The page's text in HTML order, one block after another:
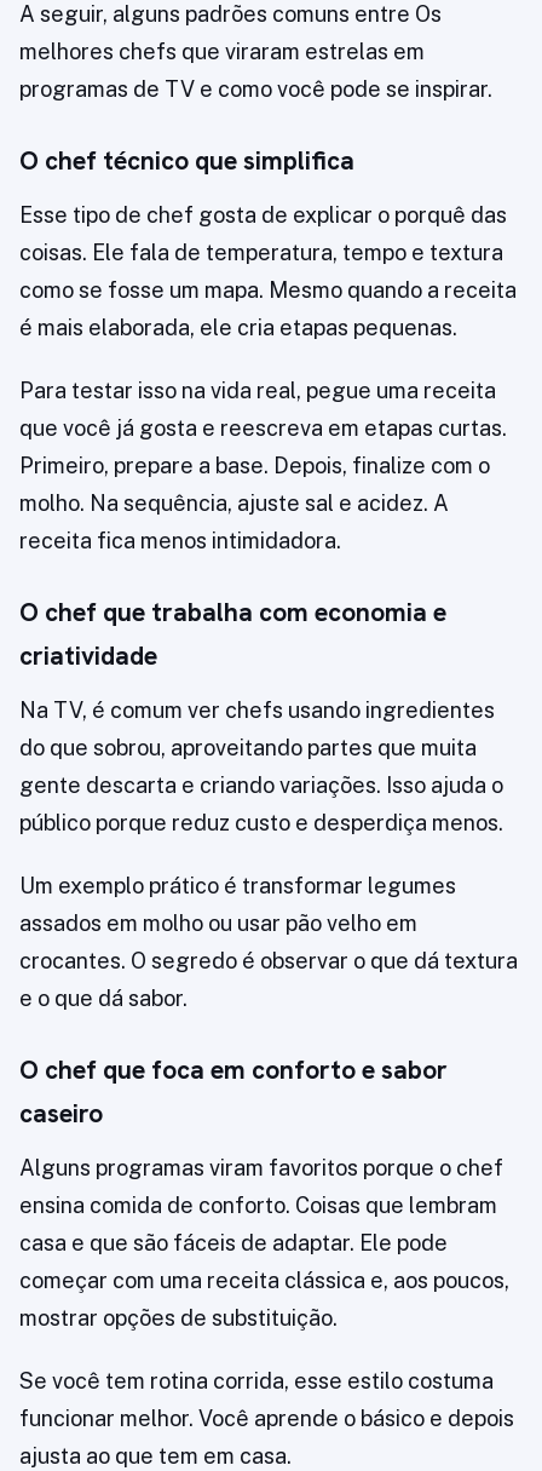
A seguir, alguns padrões comuns entre Os
melhores chefs que viraram estrelas em
programas de TV e como você pode se inspirar.
O chef técnico que simplifica
Esse tipo de chef gosta de explicar o porquê das
coisas. Ele fala de temperatura, tempo e textura
como se fosse um mapa. Mesmo quando a receita
é mais elaborada, ele cria etapas pequenas.
Para testar isso na vida real, pegue uma receita
que você já gosta e reescreva em etapas curtas.
Primeiro, prepare a base. Depois, finalize com o
molho. Na sequência, ajuste sal e acidez. A
receita fica menos intimidadora.
O chef que trabalha com economia e
criatividade
Na TV, é comum ver chefs usando ingredientes
do que sobrou, aproveitando partes que muita
gente descarta e criando variações. Isso ajuda o
público porque reduz custo e desperdiça menos.
Um exemplo prático é transformar legumes
assados em molho ou usar pão velho em
crocantes. O segredo é observar o que dá textura
e o que dá sabor.
O chef que foca em conforto e sabor
caseiro
Alguns programas viram favoritos porque o chef
ensina comida de conforto. Coisas que lembram
casa e que são fáceis de adaptar. Ele pode
começar com uma receita clássica e, aos poucos,
mostrar opções de substituição.
Se você tem rotina corrida, esse estilo costuma
funcionar melhor. Você aprende o básico e depois
ajusta ao que tem em casa.